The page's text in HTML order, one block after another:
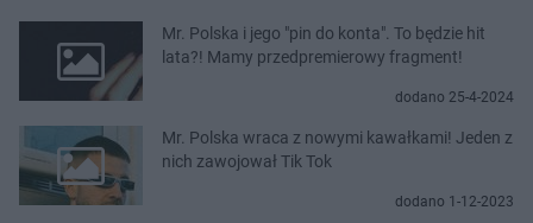
Mr. Polska i jego "pin do konta". To będzie hit
lata?! Mamy przedpremierowy fragment!
dodano 25-4-2024
Mr. Polska wraca z nowymi kawałkami! Jeden z
nich zawojował Tik Tok
dodano 1-12-2023